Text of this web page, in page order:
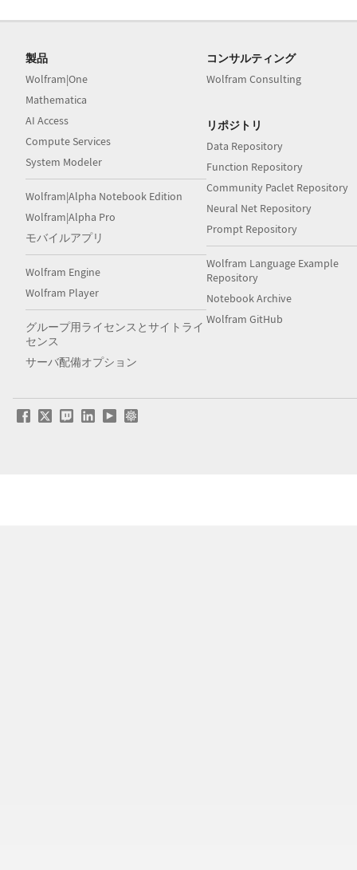
製品
Wolfram|One
Mathematica
AI Access
Compute Services
System Modeler
Wolfram|Alpha Notebook Edition
Wolfram|Alpha Pro
モバイルアプリ
Wolfram Engine
Wolfram Player
グループ用ライセンスとサイトライ
センス
サーバ配備オプション
コンサルティング
Wolfram Consulting
リポジトリ
Data Repository
Function Repository
Community Paclet Repository
Neural Net Repository
Prompt Repository
Wolfram Language Example
Repository
Notebook Archive
Wolfram GitHub